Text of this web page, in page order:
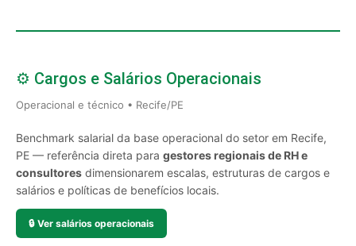
⚙️ Cargos e Salários Operacionais
Operacional e técnico • Recife/PE
Benchmark salarial da base operacional do setor em Recife,
PE — referência direta para gestores regionais de RH e
consultores dimensionarem escalas, estruturas de cargos e
salários e políticas de benefícios locais.
🔒 Ver salários operacionais